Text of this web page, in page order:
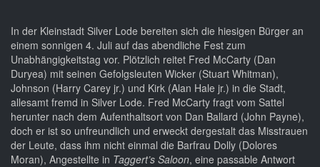
In der Kleinstadt Silver Lode bereiten sich die hiesigen Bürger an
einem sonnigen 4. Juli auf das abendliche Fest zum
Unabhängigkeitstag vor. Plötzlich reitet Fred McCarty (Dan
Duryea) mit seinen Gefolgsleuten Wicker (Stuart Whitman),
Johnson (Harry Carey jr.) und Kirk (Alan Hale jr.) in die Stadt,
allesamt fremd in Silver Lode. Fred McCarty fragt vom Sattel
herunter nach dem Aufenthaltsort von Dan Ballard (John Payne),
doch er ist so unfreundlich und erweckt dergestalt das Misstrauen
der Leute, dass ihm nicht einmal die Barfrau Dolly (Dolores
Moran), Angestellte in Taggert’s Saloon, eine passable Antwort